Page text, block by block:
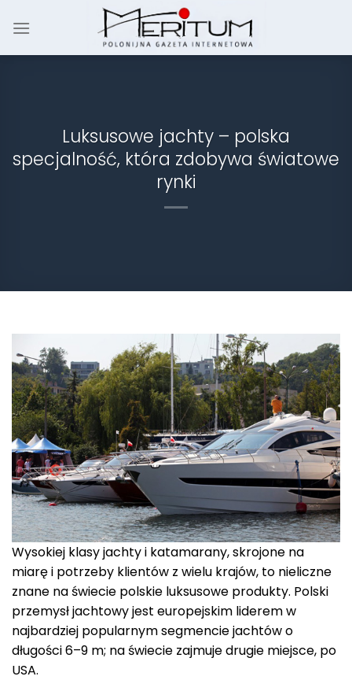
Luksusowe jachty – polska
specjalność, która zdobywa światowe
rynki
Wysokiej klasy jachty i katamarany, skrojone na
miarę i potrzeby klientów z wielu krajów, to nieliczne
znane na świecie polskie luksusowe produkty. Polski
przemysł jachtowy jest europejskim liderem w
najbardziej popularnym segmencie jachtów o
długości 6–9 m; na świecie zajmuje drugie miejsce, po
USA.